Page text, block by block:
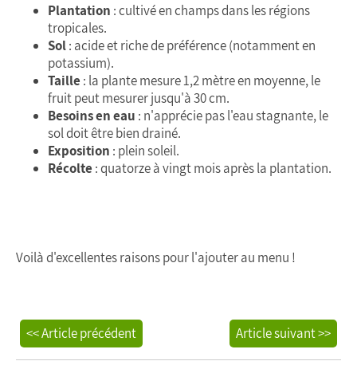
Plantation : cultivé en champs dans les régions
tropicales.
Sol: acide et riche de préférence (notamment en
potassium).
Taille : la plante mesure 1,2 mètre en moyenne, le
fruit peut mesurer jusqu'à 30 cm.
Besoins en eau : n'apprécie pas l'eau stagnante, le
sol doit être bien drainé.
Exposition : plein soleil.
Récolte : quatorze à vingt mois après la plantation.
Voilà d'excellentes raisons pour l'ajouter au menu !
Article suivant >>
<< Article précédent